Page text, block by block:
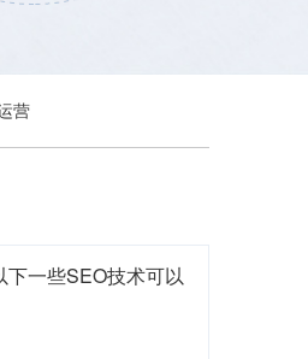
营
一些SEO技术可以